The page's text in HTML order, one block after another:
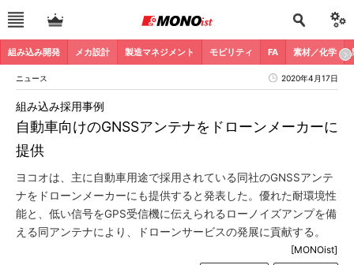
組み込み開発 メカ設計 製造マネジメント モビリティ FA 素材／化学
ニュース 2020年4月17日
自動車向けのGNSSアンテナをドローンメーカーに
提供
組み込み採用事例
ヨコオは、主に自動車用途で採用されている同社のGNSSアンテ
ナをドローンメーカーにも提供すると発表した。優れた耐環境性
能と、低い信号をGPS受信機に伝えられるローノイズアンプを備
える同アンテナにより、ドローンサービスの発展に貢献する。
[MONOist]